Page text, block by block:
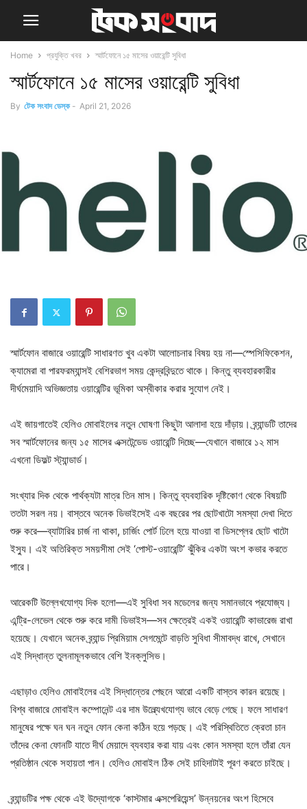
Home প্রযুক্তি খবর স্মার্টফোনে ১৫ মাসের ওয়ারেন্টি সুবিধা
স্মার্টফোনে ১৫ মাসের ওয়ারেন্টি সুবিধা
By টেক সংবাদ ডেস্ক - April 21, 2026
স্মার্টফোন বাজারে ওয়ারেন্টি সাধারণত খুব একটা আলোচনার বিষয় হয় না—স্পেসিফিকেশন,
ক্যামেরা বা পারফরম্যান্সই বেশিরভাগ সময় কেন্দ্রবিন্দুতে থাকে। কিন্তু ব্যবহারকারীর
দীর্ঘমেয়াদি অভিজ্ঞতায় ওয়ারেন্টির ভূমিকা অস্বীকার করার সুযোগ নেই।
এই জায়গাতেই হেলিও মোবাইলের নতুন ঘোষণা কিছুটা আলাদা হয়ে দাঁড়ায়। ব্র্যান্ডটি তাদের
সব স্মার্টফোনের জন্য ১৫ মাসের এক্সটেন্ডেড ওয়ারেন্টি দিচ্ছে—যেখানে বাজারে ১২ মাস
এখনো ডিফল্ট স্ট্যান্ডার্ড।
সংখ্যার দিক থেকে পার্থক্যটা মাত্র তিন মাস। কিন্তু ব্যবহারিক দৃষ্টিকোণ থেকে বিষয়টি
ততটা সরল নয়। বাস্তবে অনেক ডিভাইসেই এক বছরের পর ছোটখাটো সমস্যা দেখা দিতে
শুরু করে—ব্যাটারির চার্জ না থাকা, চার্জিং পোর্ট ঢিলে হয়ে যাওয়া বা ডিসপ্লের ছোট খাটো
ইস্যু। এই অতিরিক্ত সময়সীমা সেই ‘পোস্ট-ওয়ারেন্টি’ ঝুঁকির একটা অংশ কভার করতে
পারে।
আরেকটি উল্লেখযোগ্য দিক হলো—এই সুবিধা সব মডেলের জন্য সমানভাবে প্রযোজ্য।
এন্ট্রি-লেভেল থেকে শুরু করে দামী ডিভাইস—সব ক্ষেত্রেই একই ওয়ারেন্টি কাভারেজ রাখা
হয়েছে। যেখানে অনেক ব্র্যান্ড প্রিমিয়াম সেগমেন্টে বাড়তি সুবিধা সীমাবদ্ধ রাখে, সেখানে
এই সিদ্ধান্ত তুলনামূলকভাবে বেশি ইনক্লুসিভ।
এছাড়াও হেলিও মোবাইলের এই সিদ্ধান্তের পেছনে আরো একটি বাস্তব কারন রয়েছে।
বিশ্ব বাজারে মোবাইল কম্পোনেন্ট এর দাম উল্ল্যেখযোগ্য ভাবে বেড়ে গেছে। ফলে সাধারণ
মানুষের পক্ষে ঘন ঘন নতুন ফোন কেনা কঠিন হয়ে পড়ছে। এই পরিস্থিতিতে ক্রেতা চান
তাঁদের কেনা ফোনটি যাতে দীর্ঘ মেয়াদে ব্যবহার করা যায় এবং কোন সমস্যা হলে তাঁরা যেন
প্রতিষ্ঠান থেকে সহায়তা পান। হেলিও মোবাইল ঠিক সেই চাহিদাটাই পূরণ করতে চাইছে।
ব্র্যান্ডটির পক্ষ থেকে এই উদ্যোগকে ‘কাস্টমার এক্সপেরিয়েন্স’ উন্নয়নের অংশ হিসেবে